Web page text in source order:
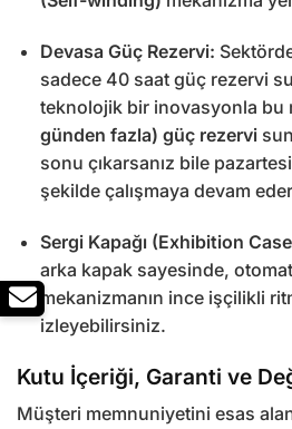
Devasa Güç Rezervi:
sadece 40 saat güç rezervi
teknolojik bir inovasyonla bu
günden fazla) güç rezervi
sonu çıkarsanız bile
şekilde çalışmaya devam
Sergi Kapağı (Exhibition
arka kapak sayesinde,
mekanizmanın ince işçilikli
izleyebilirsiniz.
Kutu İçeriği, Garanti ve
Müşteri memnuniyetini esas